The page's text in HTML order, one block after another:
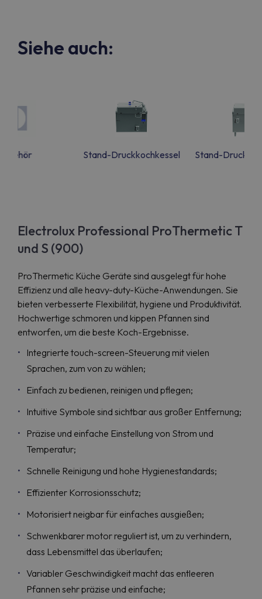
Siehe auch:
Stand-Druckkochkessel Stand-
Electrolux Professional ProThermetic T
und S (900)
ProThermetic Küche Geräte sind ausgelegt für hohe
Effizienz und alle heavy-duty-Küche-Anwendungen. Sie
bieten verbesserte Flexibilität, hygiene und Produktivität.
Hochwertige schmoren und kippen Pfannen sind
entworfen, um die beste Koch-Ergebnisse.
Integrierte touch-screen-Steuerung mit vielen
Sprachen, zum von zu wählen;
Einfach zu bedienen, reinigen und pflegen;
Intuitive Symbole sind sichtbar aus großer Entfernung;
Präzise und einfache Einstellung von Strom und
Temperatur;
Schnelle Reinigung und hohe Hygienestandards;
Effizienter Korrosionsschutz;
Motorisiert neigbar für einfaches ausgießen;
Schwenkbarer motor reguliert ist, um zu verhindern,
dass Lebensmittel das überlaufen;
Variabler Geschwindigkeit macht das entleeren
Pfannen sehr präzise und einfache;